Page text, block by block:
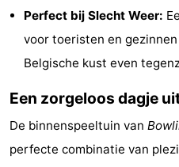
&
Natuur
Zwembaden
-
Fietsen
-
Perfect bij Slecht Weer:
voor toeristen en
Belgische kust even
Een zorgeloos dagje
De binnenspeeltuin van
perfecte combinatie van